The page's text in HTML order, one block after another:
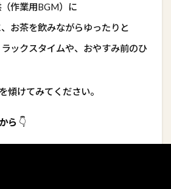
作業用BGM）に
お茶を飲みながらゆったりと
ックスタイムや、おやすみ前のひ
傾けてみてください。
ら 👇